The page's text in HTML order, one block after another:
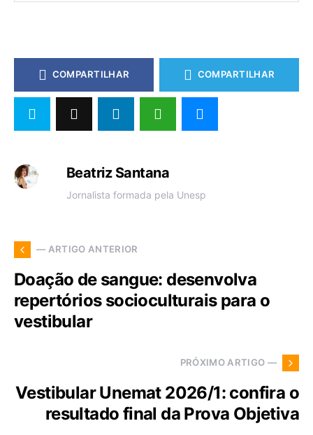
COMPARTILHAR COMPARTILHAR
Beatriz Santana
Jornalista formada pela Unesp
— ARTIGO ANTERIOR
Doação de sangue: desenvolva
repertórios socioculturais para o
vestibular
PRÓXIMO ARTIGO —
Vestibular Unemat 2026/1: confira o
resultado final da Prova Objetiva